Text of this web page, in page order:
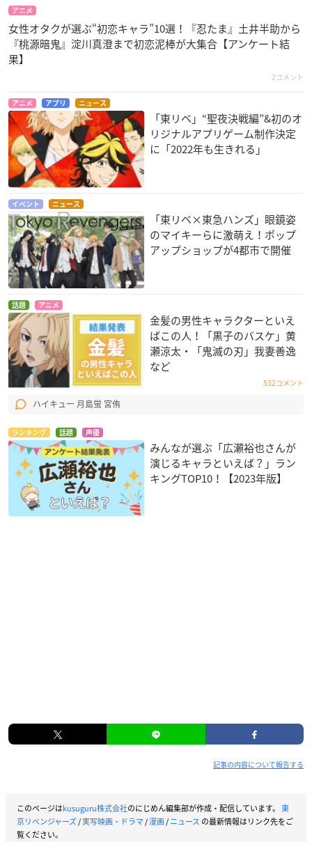
アニメ
女性オタクが選ぶ“初恋キャラ”10選！『忍たま』土井半助から
『桃源暗鬼』淀川真澄まで初恋泥棒が大集合【アンケート結
果】
2コメント
アニメ アプリ ニュース
「東リベ」“聖夜決戦編”&初のオ
リジナルアプリゲーム制作決定
に「2022年も生きれる」
イベント ニュース
「東リベ×東急ハンズ」眼鏡姿
のマイキーらに激萌え！ポップ
アップショップが4都市で開催
話題 アニメ
金髪の男性キャラクターといえ
ばこの人！「黒子のバスケ」黄
瀬涼太・「鬼滅の刃」我妻善逸
など
532コメント
ハイキュー 月島蛍 宮侑
ランキング 話題 声優
みんなが選ぶ「広瀬裕也さんが
演じるキャラといえば？」ラン
キングTOP10！【2023年版】
記事の内容について報告する
このページはkusuguru株式会社のにじめん編集部が作成・配信しています。 東
京リベンジャーズ/実写映画・ドラマ/漫画/ニュース の最新情報はリンク先をご
覧ください。